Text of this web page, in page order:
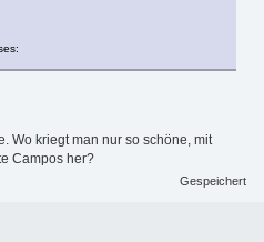
Wo kriegt man nur so schöne, mit
Campos her?
Gespeichert